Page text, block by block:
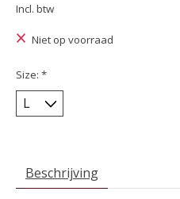
Incl. btw
Niet op voorraad
Size: *
Beschrijving